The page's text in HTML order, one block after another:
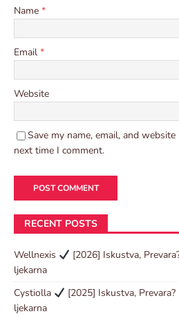
Name *
Email *
Website
Save my name, email, and
next time I comment.
RECENT POSTS
Wellnexis
[2026] Iskustva,
ljekarna
Cystiolla
[2025] Iskustva,
ljekarna